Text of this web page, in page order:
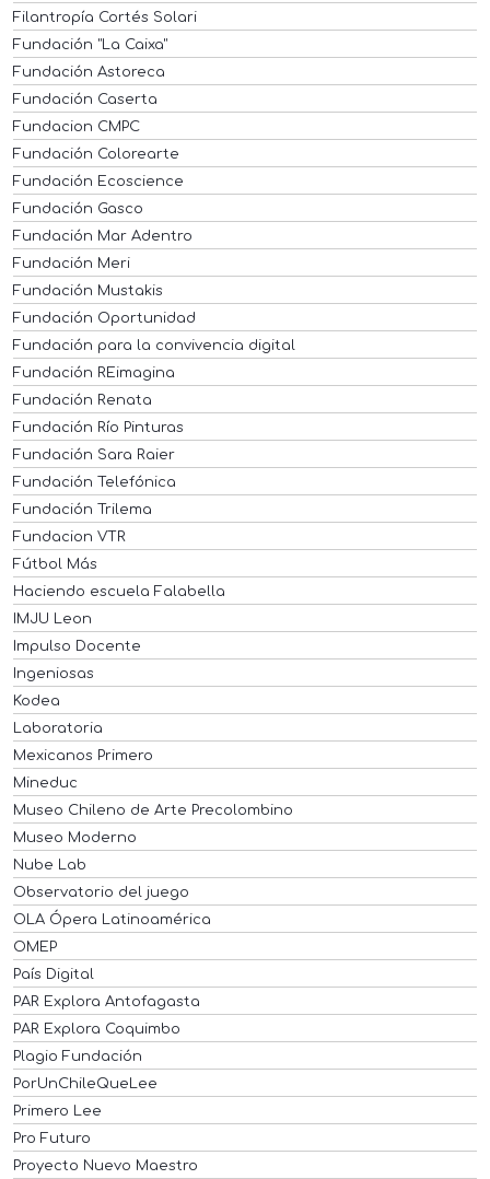
Filantropía Cortés Solari
Fundación "La Caixa"
Fundación Astoreca
Fundación Caserta
Fundacion CMPC
Fundación Colorearte
Fundación Ecoscience
Fundación Gasco
Fundación Mar Adentro
Fundación Meri
Fundación Mustakis
Fundación Oportunidad
Fundación para la convivencia digital
Fundación REimagina
Fundación Renata
Fundación Río Pinturas
Fundación Sara Raier
Fundación Telefónica
Fundación Trilema
Fundacion VTR
Fútbol Más
Haciendo escuela Falabella
IMJU Leon
Impulso Docente
Ingeniosas
Kodea
Laboratoria
Mexicanos Primero
Mineduc
Museo Chileno de Arte Precolombino
Museo Moderno
Nube Lab
Observatorio del juego
OLA Ópera Latinoamérica
OMEP
País Digital
PAR Explora Antofagasta
PAR Explora Coquimbo
Plagio Fundación
PorUnChileQueLee
Primero Lee
Pro Futuro
Proyecto Nuevo Maestro